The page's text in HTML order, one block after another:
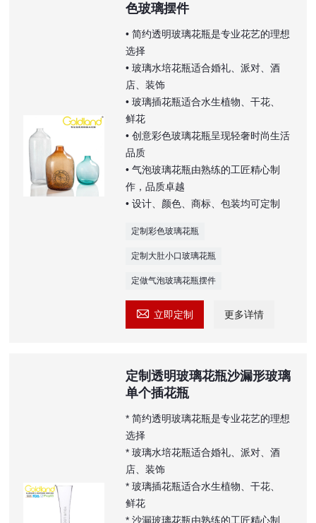
色玻璃摆件
• 简约透明玻璃花瓶是专业花艺的理想
选择
• 玻璃水培花瓶适合婚礼、派对、酒
店、装饰
• 玻璃插花瓶适合水生植物、干花、
鲜花
• 创意彩色玻璃花瓶呈现轻奢时尚生活
品质
• 气泡玻璃花瓶由熟练的工匠精心制
作，品质卓越
• 设计、颜色、商标、包装均可定制
定制彩色玻璃花瓶
定制大肚小口玻璃花瓶
定做气泡玻璃花瓶摆件
 立即定制 更多详情
定制透明玻璃花瓶沙漏形玻璃
单个插花瓶
* 简约透明玻璃花瓶是专业花艺的理想
选择
* 玻璃水培花瓶适合婚礼、派对、酒
店、装饰
* 玻璃插花瓶适合水生植物、干花、
鲜花
* 沙漏玻璃花瓶由熟练的工匠精心制